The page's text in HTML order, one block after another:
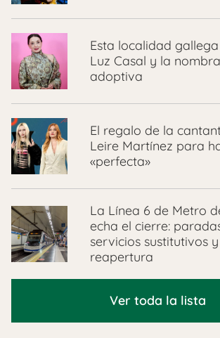
Esta localidad
Luz Casal y la
adoptiva
El regalo de la
Leire Martínez para
«perfecta»
La Línea 6 de Metro
echa el cierre:
servicios sustitutivos
reapertura
Ver toda la lista